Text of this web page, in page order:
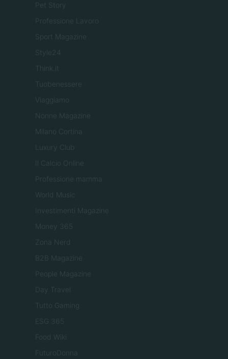
Pet Story
Professione Lavoro
Sport Magazine
Style24
Think.it
Tuobenessere
Viaggiamo
Nonne Magazine
Milano Cortina
Luxury Club
Il Calcio Online
Professione mamma
World Music
Investimenti Magazine
Money 365
Zona Nerd
B2B Magazine
People Magazine
Day Travel
Tutto Gaming
ESG 365
Food Wiki
FuturoDonna